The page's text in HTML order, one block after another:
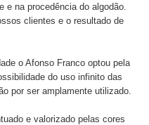
e na procedência do algodão.
clientes e o resultado de
o Afonso Franco optou pela
do uso infinito das
por ser amplamente utilizado.
e valorizado pelas cores